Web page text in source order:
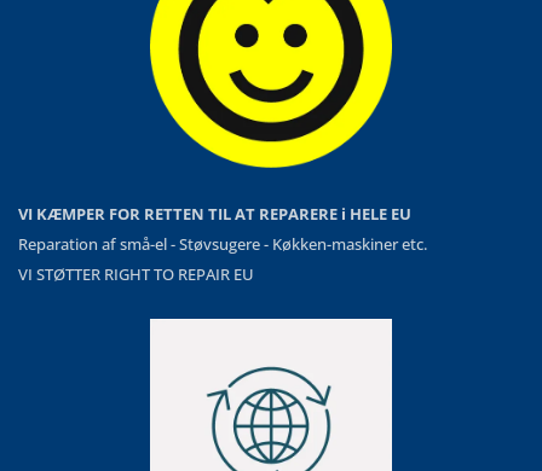
VI KÆMPER FOR RETTEN TIL AT REPARERE i HELE EU
Reparation af små-el - Støvsugere - Køkken-maskiner etc.
VI STØTTER RIGHT TO REPAIR EU